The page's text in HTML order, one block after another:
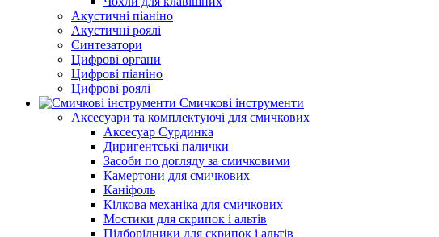
Акустичні піаніно
Акустичні роялі
Синтезатори
Цифрові органи
Цифрові піаніно
Цифрові роялі
Смичкові інструменти
Аксесуари та комплектуючі для смичкових
Аксесуар Сурдинка
Диригентські палички
Засоби по догляду за смичковими
Камертони для смичкових
Каніфоль
Кілкова механіка для смичкових
Мостики для скрипок і альтів
Підборiдники для скрипок і альтів